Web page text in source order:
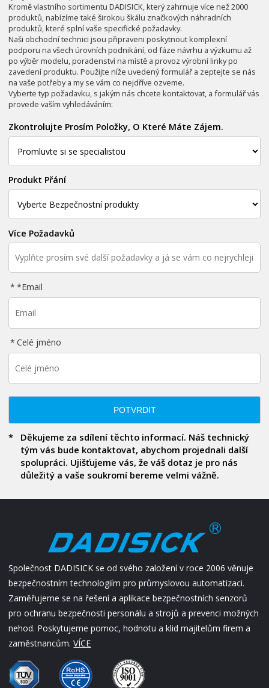
Kromě vlastního sortimentu DADISICK, který zahrnuje více než 2000
produktů, nabízíme také širokou škálu značkových náhradních
produktů, které splní vaše specifické požadavky.
Naši obchodní technici jsou připraveni poskytnout komplexní
podporu na všech úrovních podnikání, od fáze návrhu a výzkumu až
po výběr modelu, poradenství na místě a provoz výrobní linky po
zavedení produktu. Použijte níže uvedený formulář a zeptejte se nás
na vaše potřeby a my se vám co nejdříve ozveme.
Vyberte typ požadavku, s jakým nás chcete kontaktovat, a formulář vás
provede vaším vyhledáváním:
Zkontrolujte Prosím Položky, O Které Máte Zájem.
Produkt Přání
Více Požadavků
*Email
Celé jméno
POTVRDIT
Děkujeme za sdílení těchto informací. Náš technický
tým vás bude kontaktovat, abychom projednali další
spolupráci. Ujišťujeme vás, že váš dotaz je pro nás
důležitý a vaše soukromí bereme velmi vážně.
Společnost DADISICK se od svého založení v roce 2006 věnuje
bezpečnostním technologiím pro průmyslovou automatizaci.
Zaměřujeme se na řešení a aplikace bezpečnostních senzorů
pro ochranu bezpečnosti personálu a strojů a prevenci možných
nehod. Poskytujeme pomoc, hodnotu a klid majitelům firem a
zaměstnancům.VÍCE